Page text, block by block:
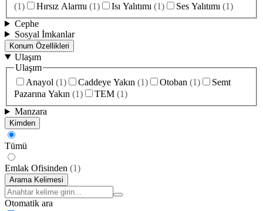
(1) Hırsız Alarmı (1) Isı Yalıtımı (1) Ses Yalıtımı (1)
Cephe
Sosyal İmkanlar
Konum Özellikleri
Ulaşım
Ulaşım
Anayol (1) Caddeye Yakın (1) Otoban (1)
Semt
Pazarına Yakın (1) TEM (1)
Manzara
Kimden
Tümü
Emlak Ofisinden (1)
Arama Kelimesi
Otomatik ara